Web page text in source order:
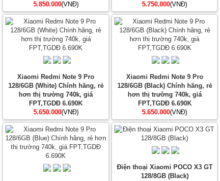
5.850.000(VNĐ)
5.750.000(VNĐ)
Xiaomi Redmi Note 9 Pro
128/6GB (White) Chính hãng, rẻ
hơn thị trường 740k, giá
FPT,TGDĐ 6.690K
5.650.000(VNĐ)
Xiaomi Redmi Note 9 Pro
128/6GB (Black) Chính hãng, rẻ
hơn thị trường 740k, giá
FPT,TGDĐ 6.690K
5.650.000(VNĐ)
Điện thoại Xiaomi POCO X3 GT
128/8GB (Black)